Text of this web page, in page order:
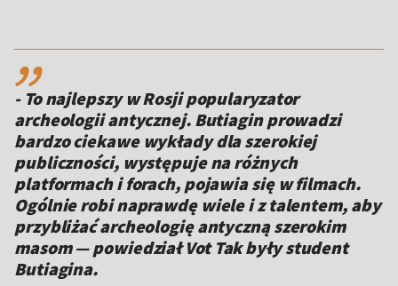
,,
- To najlepszy w Rosji popularyzator
archeologii antycznej. Butiagin prowadzi
bardzo ciekawe wykłady dla szerokiej
publiczności, występuje na różnych
platformach i forach, pojawia się w filmach.
Ogólnie robi naprawdę wiele i z talentem, aby
przybliżać archeologię antyczną szerokim
masom — powiedział Vot Tak były student
Butiagina.